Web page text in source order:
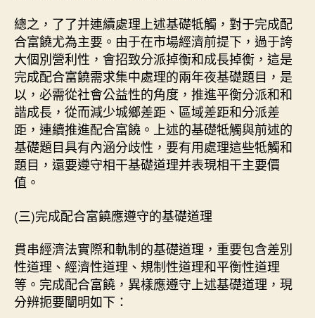
總之，了了并連續處理上述基礎牴觸，對于完成配
合富饒尤為主要。由于在市場經濟前提下，過于誇
大個別營利性，會招致分派掉衡和成長掉衡，這是
完成配合富饒需求集中處理的兩年夜基礎題目，是
以，必需從社會公益性的角度，推進平衡分派和和
諧成長，從而減少城鄉差距、區域差距和分派差
距，連續推進配合富饒。上述的基礎牴觸與前述的
基礎題目具有內涵分歧性，要有用處理這些牴觸和
題目，還要遵守相干基礎道理并表現相干主要價
值。
(三)完成配合富饒應遵守的基礎道理
貫串經濟法實際和軌制的基礎道理，重要包含差別
性道理、經濟性道理、規制性道理和平衡性道理
等。完成配合富饒，異樣應遵守上述基礎道理，現
分辨扼要闡明如下：